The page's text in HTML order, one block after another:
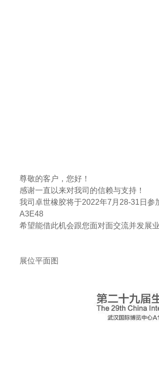
尊敬的客户，您好！
感谢一直以来对我司的信赖与支持！
我司卓世橡胶将于2022年7月28-31日 参
A3E48
希望能借此机会跟您面对面交流并发展
展位平面图